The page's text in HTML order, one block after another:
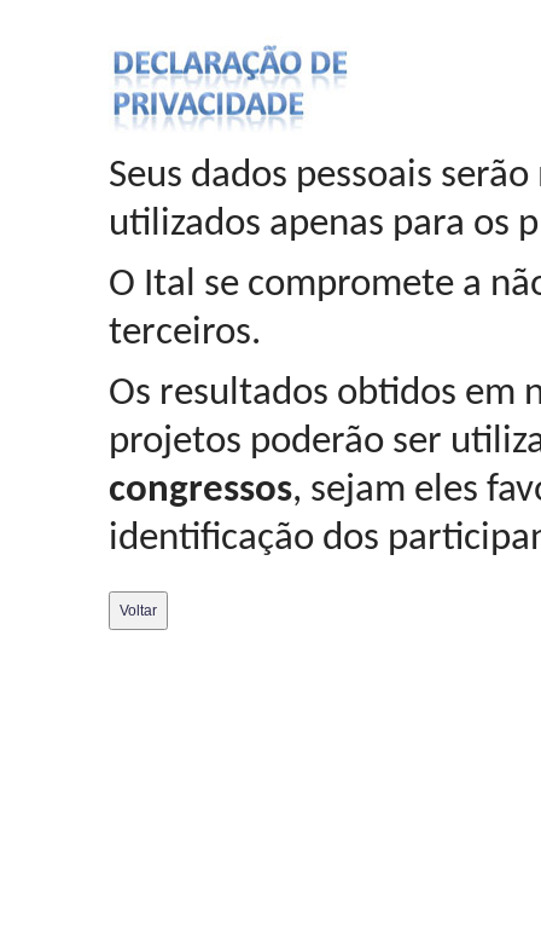
Seus dados pessoais
utilizados apenas para os
O Ital se compromete a
terceiros.
Os resultados obtidos em
projetos poderão ser
congressos, sejam eles
identificação dos